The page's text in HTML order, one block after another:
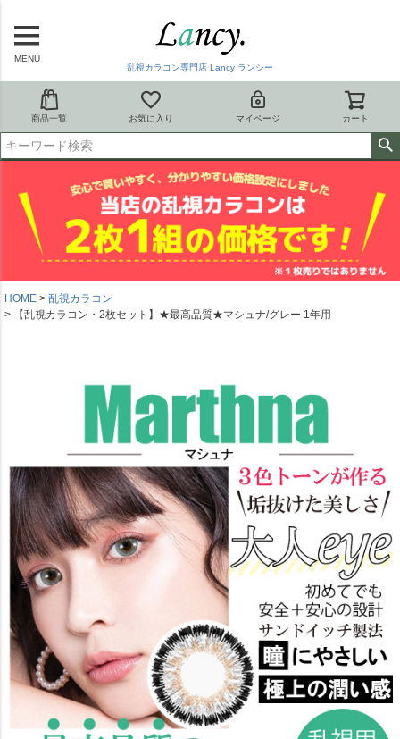
MENU
乱視カラコン専門店 Lancy ランシー
商品一覧 お気に入り マイページ カート
HOME
乱視カラコン
【乱視カラコン・2枚セット】★最高品質★マシュナ/グレー 1年用